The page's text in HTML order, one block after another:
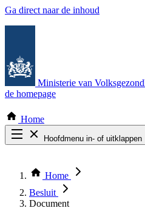
Ga direct naar de inhoud
Ministerie van
de homepage
Home
Hoofdmenu in- of uitklappen
Thema COVID-19
Bekijk per bestuursorgaan
Home
Besluit
Document